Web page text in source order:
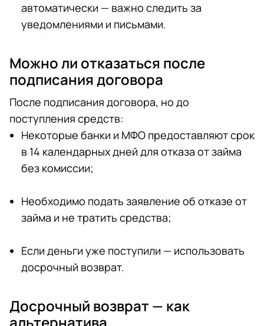
автоматически — важно следить за
уведомлениями и письмами.
Можно ли отказаться после
подписания договора
После подписания договора, но до
поступления средств:
Некоторые банки и МФО предоставляют срок
в 14 календарных дней для отказа от займа
без комиссии;
Необходимо подать заявление об отказе от
займа и не тратить средства;
Если деньги уже поступили — использовать
досрочный возврат.
Досрочный возврат — как